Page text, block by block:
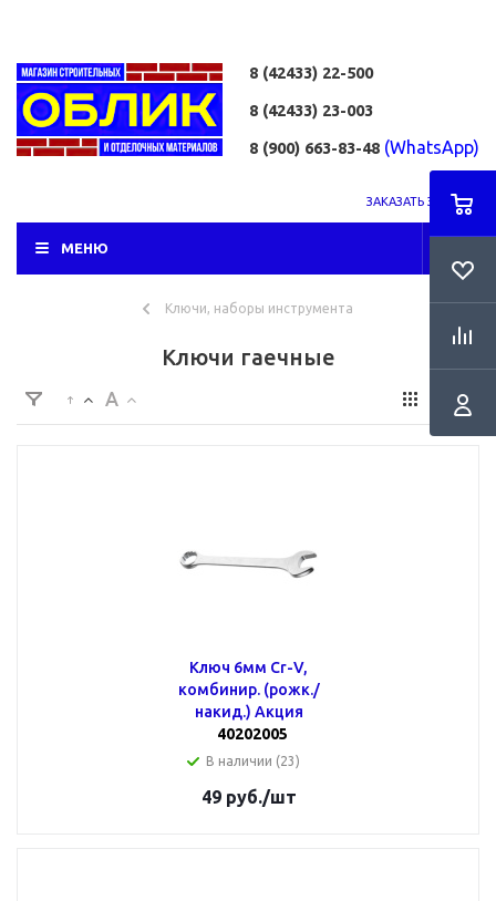
8 (42433) 22-500
8 (42433) 23-003
8 (900) 663-83-48 (WhatsApp)
ЗАКАЗАТЬ ЗВОНОК
МЕНЮ
Ключи, наборы инструмента
Ключи гаечные
Ключ 6мм Cr-V,
комбинир. (рожк./
накид.) Акция
40202005
В наличии (23)
49руб./шт